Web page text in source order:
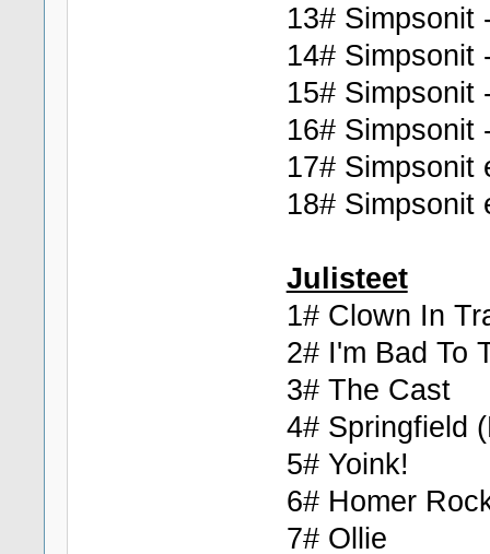
13# Simpsonit
14# Simpsonit
15# Simpsonit
16# Simpsonit
17# Simpsonit
18# Simpsonit
Julisteet
1# Clown In
2# I'm Bad To
3# The Cast
4# Springfield
5# Yoink!
6# Homer
7# Ollie